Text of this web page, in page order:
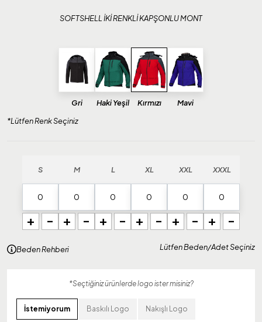
SOFTSHELL İKİ RENKLİ KAPŞONLU MONT
Gri Haki Yeşil Kırmızı
Mavi
*Lütfen Renk Seçiniz
S
+ -
M
+ -
L
+ -
XL
+ -
XXL
+ -
XXXL
+ -
Beden Rehberi Lütfen Beden/Adet Seçiniz
*Seçtiğiniz ürünlerde logo ister misiniz?
İstemiyorum Baskılı Logo Nakışlı Logo